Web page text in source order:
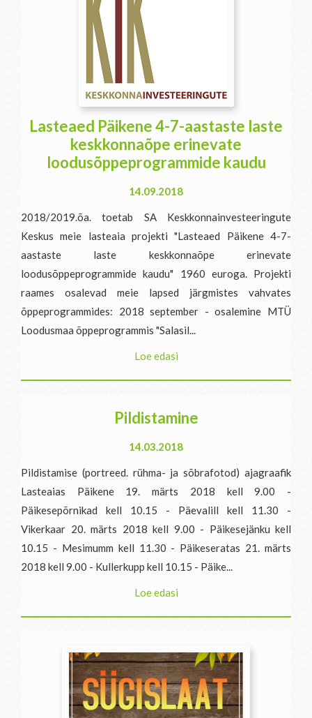
Lasteaed Päikene 4-7-aastaste laste
keskkonnaõpe erinevate
loodusõppeprogrammide kaudu
14.09.2018
2018/2019.õa. toetab SA Keskkonnainvesteeringute
Keskus meie lasteaia projekti "Lasteaed Päikene 4-7-
aastaste laste keskkonnaõpe erinevate
loodusõppeprogrammide kaudu" 1960 euroga. Projekti
raames osalevad meie lapsed järgmistes vahvates
õppeprogrammides: 2018 september - osalemine MTÜ
Loodusmaa õppeprogrammis "Salasil...
Loe edasi
Pildistamine
14.03.2018
Pildistamise (portreed. rühma- ja sõbrafotod) ajagraafik
Lasteaias Päikene 19. märts 2018 kell 9.00 -
Päikesepõrnikad kell 10.15 - Päevalill kell 11.30 -
Vikerkaar 20. märts 2018 kell 9.00 - Päikesejänku kell
10.15 - Mesimumm kell 11.30 - Päikeseratas 21. märts
2018 kell 9.00 - Kullerkupp kell 10.15 - Päike...
Loe edasi